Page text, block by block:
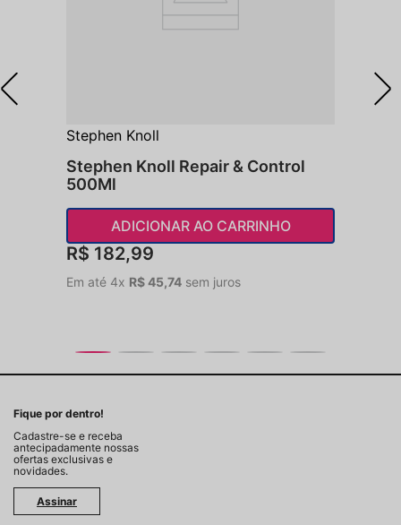
Stephen Knoll
Stephen Knoll Repair & Control
500Ml
ADICIONAR AO CARRINHO
R$ 182,99
Em até 4x R$45,74 sem juros
Fique por dentro!
Cadastre-se e receba
antecipadamente nossas
ofertas exclusivas e
novidades.
Assinar